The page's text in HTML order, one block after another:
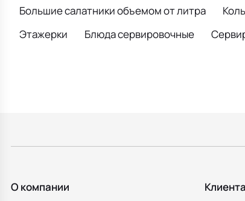
Большие салатники объемом от литра
Этажерки
Блюда сервировочные
О компании